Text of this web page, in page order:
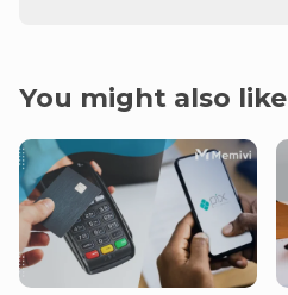
You might also like